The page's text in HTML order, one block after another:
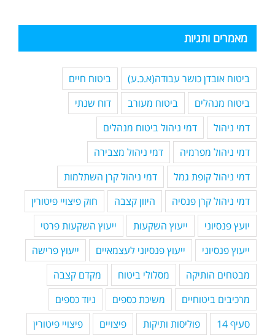
מאמרים ותגיות
ביטוח אובדן כושר עבודה(א.כ.ע)
ביטוח חיים
ביטוח מנהלים
ביטוח מעורב
דוח שנתי
דמי ניהול
דמי ניהול ביטוח מנהלים
דמי ניהול מפרמיה
דמי ניהול מצבירה
דמי ניהול קופת גמל
דמי ניהול קרן השתלמות
דמי ניהול קרן פנסיה
היוון קצבה
חוק פיצויי פיטורין
יועץ פנסיוני
ייעוץ השקעות
ייעוץ השקעות פרטי
ייעוץ פנסיוני
ייעוץ פנסיוני לעצמאיים
ייעוץ פרישה
מבטחים הותיקה
מסלולי ביטוח
מקדם קצבה
מרכיבים ביטוחיים
משיכת כספים
ניוד כספים
סעיף 14
פוליסות ותיקות פיצויים
פיצויי פיטורין